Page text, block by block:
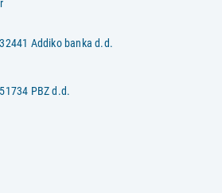
Addiko banka d.d.
PBZ d.d.